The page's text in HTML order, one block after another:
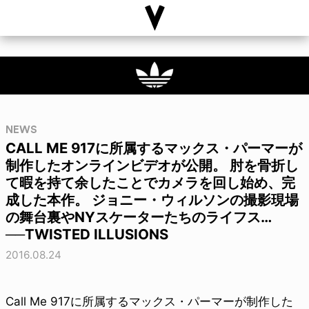
NEWS
CALL ME 917に所属するマックス・パーマーが
制作したオンラインビデオが公開。 肘を骨折し
て暇を持て余したことでカメラを回し始め、完
成した本作。 ジョニー・ウィルソンの撮影現場
の舞台裏やNYスケーターたちのライフス…
──TWISTED ILLUSIONS
2016.08.24
Call Me 917に所属するマックス・パーマーが制作した